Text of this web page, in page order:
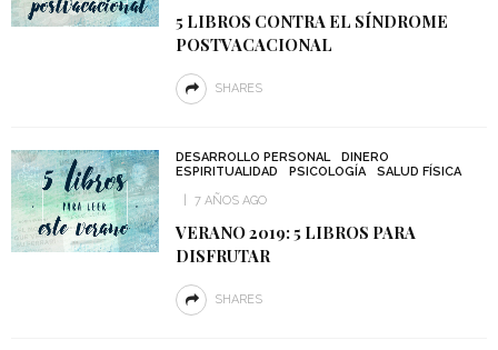
5 LIBROS CONTRA EL SÍNDROME
POSTVACACIONAL
SHARES
DESARROLLO PERSONAL
DINERO
ESPIRITUALIDAD
PSICOLOGÍA
SALUD FÍSICA
7 AÑOS AGO
VERANO 2019: 5 LIBROS PARA
DISFRUTAR
SHARES